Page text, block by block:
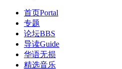
首页Portal
专题
论坛BBS
导读Guide
华语无损
精选音乐